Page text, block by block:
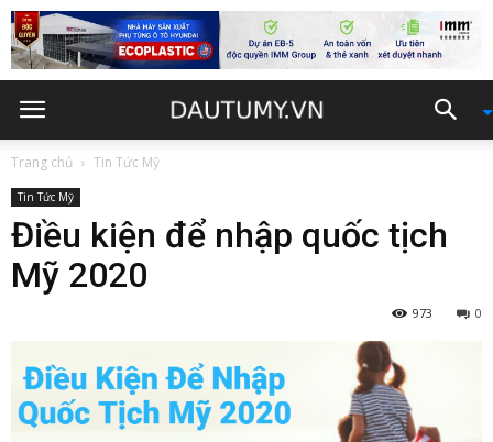
Trang chủ Tin Tức Mỹ
Tin Tức Mỹ
Điều kiện để nhập quốc tịch
Mỹ 2020
0
973